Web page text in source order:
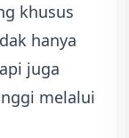
khusus
hanya
juga
melalui